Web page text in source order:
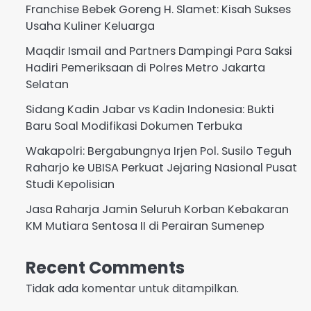
Franchise Bebek Goreng H. Slamet: Kisah Sukses
Usaha Kuliner Keluarga
Maqdir Ismail and Partners Dampingi Para Saksi
Hadiri Pemeriksaan di Polres Metro Jakarta
Selatan
Sidang Kadin Jabar vs Kadin Indonesia: Bukti
Baru Soal Modifikasi Dokumen Terbuka
Wakapolri: Bergabungnya Irjen Pol. Susilo Teguh
Raharjo ke UBISA Perkuat Jejaring Nasional Pusat
Studi Kepolisian
Jasa Raharja Jamin Seluruh Korban Kebakaran
KM Mutiara Sentosa II di Perairan Sumenep
Recent Comments
Tidak ada komentar untuk ditampilkan.